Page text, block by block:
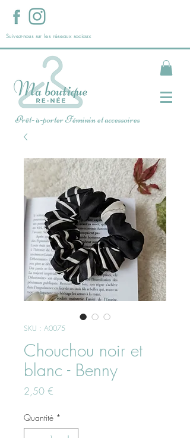
Suivez-nous sur les réseaux sociaux
Prêt- à-porter Féminin et accessoires
SKU : A0075
Chouchou noir et
blanc - Benny
2,50 €
Quantité *